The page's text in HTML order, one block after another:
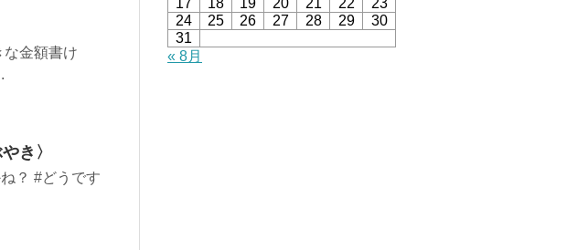
金額書け
き〉
？ #どうです
17
18 19 20 21 22
23
24
25 26 27 28 29
30
31
« 8月